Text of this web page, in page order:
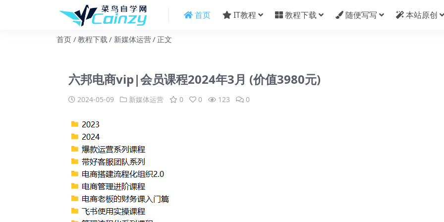
首页 IT教程 教程下载 随便写写 本站原创
首页 教程下载 新媒体运营 正文
六邦电商vip|会员课程2024年3月 (价值3980元)
2024-05-09 新媒体运营 0 0 123 0